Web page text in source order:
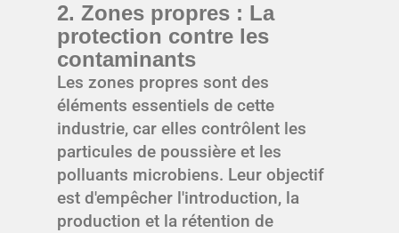
2. Zones propres : La
protection contre les
contaminants
Les zones propres sont des
éléments essentiels de cette
industrie, car elles contrôlent les
particules de poussière et les
polluants microbiens. Leur objectif
est d'empêcher l'introduction, la
production et la rétention de